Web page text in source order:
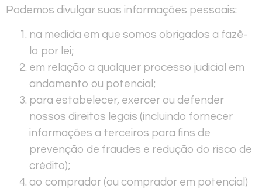
Podemos divulgar suas informações pessoais:
na medida em que somos obrigados a fazê-
lo por lei;
em relação a qualquer processo judicial em
andamento ou potencial;
para estabelecer, exercer ou defender
nossos direitos legais (incluindo fornecer
informações a terceiros para fins de
prevenção de fraudes e redução do risco de
crédito);
ao comprador (ou comprador em potencial)